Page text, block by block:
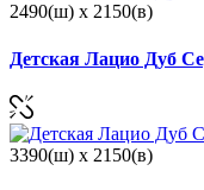
2490(ш) x 2150(в)
Детская Лацио Дуб
3390(ш) x 2150(в)